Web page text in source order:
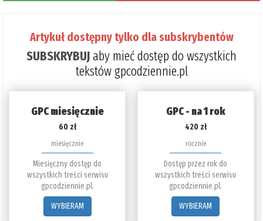
Artykuł dostępny tylko dla subskrybentów
SUBSKRYBUJaby mieć dostęp do wszystkich
tekstów gpcodziennie.pl
GPC miesięcznie
60 zł
miesięcznie
Miesięczny dostęp do
wszystkich treści serwisu
gpcodziennie.pl.
WYBIERAM
GPC - na 1 rok
420 zł
rocznie
Dostęp przez rok do
wszystkich treści serwisu
gpcodziennie.pl.
WYBIERAM